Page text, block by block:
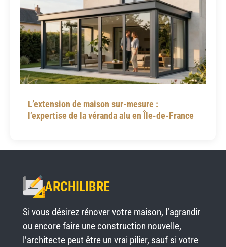
L’extension de maison sur-mesure :
l’expertise de la véranda alu en Île-de-France
ARCHILIBRE
Si vous désirez rénover votre maison, l’agrandir
ou encore faire une construction nouvelle,
l’architecte peut être un vrai pilier, sauf si votre